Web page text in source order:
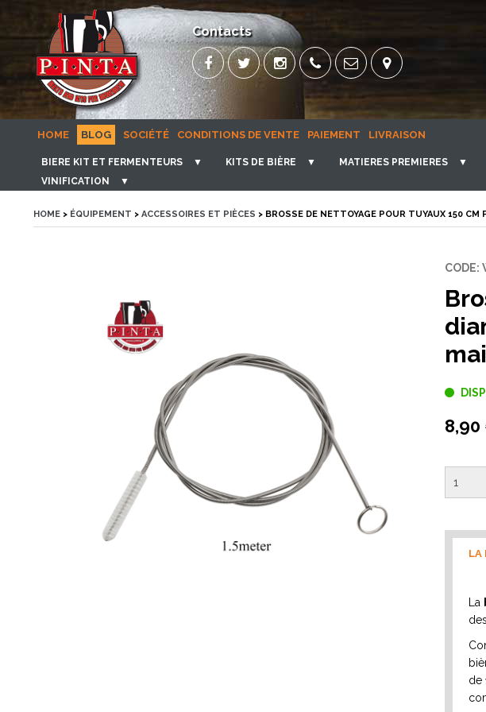
Contacts
HOME BLOG SOCIÉTÉ CONDITIONS DE VENTE PAIEMENT LIVRAISON
BIERE KIT ET FERMENTEURS ▼ KITS DE BIÈRE ▼ MATIERES PREMIERES ▼
VINIFICATION
▼
HOME > ÉQUIPEMENT > ACCESSOIRES ET PIÈCES > BROSSE DE NETTOYAGE POUR TUYAUX 150
CODE:
8,90
LA
La
de